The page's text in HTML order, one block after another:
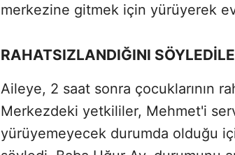
merkezine gitmek için yürüyerek
RAHATSIZLANDIĞINI
Aileye, 2 saat sonra çocuklarının
Merkezdeki yetkililer, Mehmet'i
yürüyemeyecek durumda olduğu